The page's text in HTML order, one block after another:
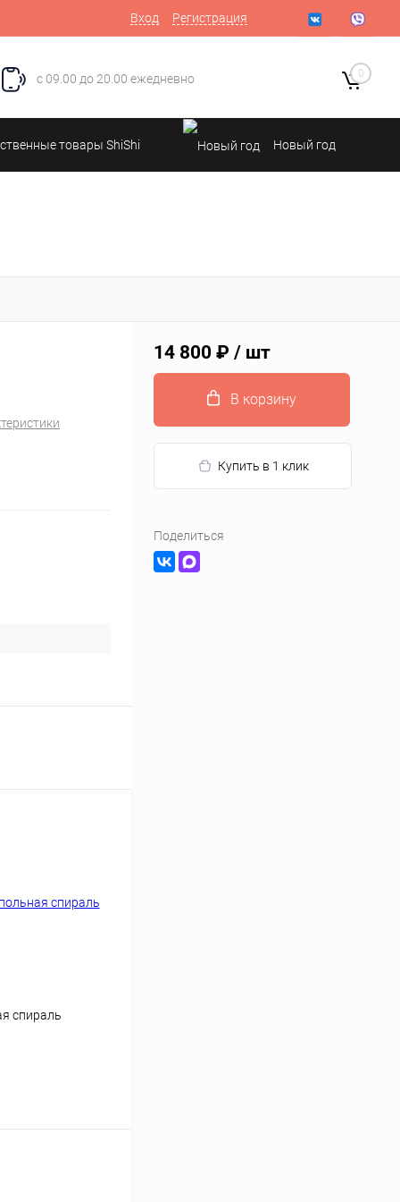
Вход Регистрация
с 09.00 до 20.00 ежедневно 0
товары ShiShi Новый год
спираль
14 800 ₽ / шт
В корзину
Купить в 1 клик
Поделиться